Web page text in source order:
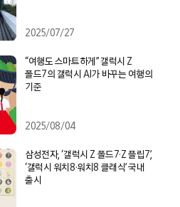
2025/07/27
“여행도 스마트하게” 갤럭시 Z
폴드7의 갤럭시 AI가 바꾸는 여행의
기준
2025/08/04
삼성전자, ‘갤럭시 Z 폴드7·Z 플립7’,
‘갤럭시 워치8·워치8 클래식’ 국내
출시